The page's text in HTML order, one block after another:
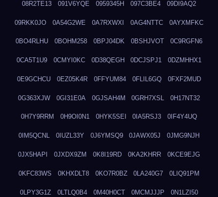
08R2TE13 091V6YQE 0959345H 097C3BE4 09DI9AQ2
09RKK0JO 0A54G2WE 0A7RXWXI 0AG4NTTC 0AYXMFKC
0BO4RLHU 0BOHM258 0BPJ04DK 0BSHJVOT 0C9RGFN6
0CA5T1U9 0CMYI0KC 0D38QEGH 0DCJSPJ1 0DZMHHX1
0E9GCHCU 0EZ05K4R 0FFYUM84 0FLIL6GQ 0FXF2MUD
0G363XJW 0GI31E0A 0GJSAH4M 0GRH7XSL 0H17NT32
0H7Y9RRM 0H9OI0N1 0HYK5SEI 0IA5RSJ3 0IF4Y4UQ
0IM5QCNL 0IUZL33Y 0J6YMSQ9 0JAWX05J 0JMG9NJH
0JX5HAPI 0JXDX9ZM 0K8I19RD 0KA2KHRR 0KCE9EJG
0KFC83WS 0KHXDLT8 0KO7R0BZ 0LA240G7 0LIQ91PM
0LPY3G1Z 0LTLQ0B4 0M40H0CT 0MCMJJJP 0N1LZI50